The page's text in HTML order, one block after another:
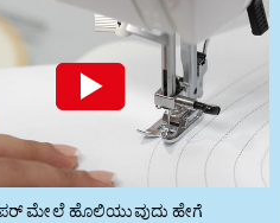
ಮೇಲೆ ಹೊಲಿಯುವುದು ಹೇಗೆ